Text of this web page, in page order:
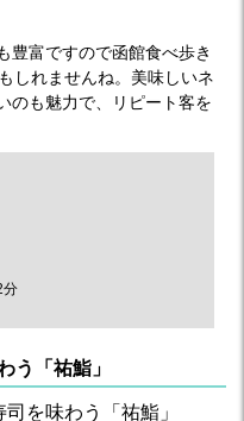
豊富ですので函館食べ歩き
しれませんね。美味しいネ
のも魅力で、リピート客を
分
う「祐鮨」